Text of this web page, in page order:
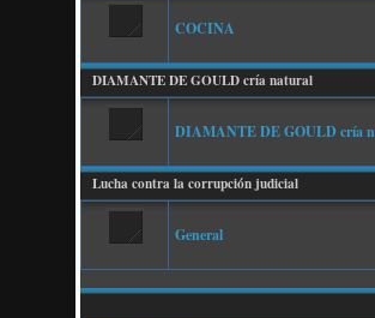
COCINA
DIAMANTE DE GOULD cría natural
DIAMANTE DE GOULD cría
Lucha contra la corrupción judicial
General